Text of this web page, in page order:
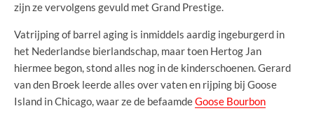
zijn ze vervolgens gevuld met Grand Prestige.
Vatrijping of barrel aging is inmiddels aardig ingeburgerd in
het Nederlandse bierlandschap, maar toen Hertog Jan
hiermee begon, stond alles nog in de kinderschoenen. Gerard
van den Broek leerde alles over vaten en rijping bij Goose
Island in Chicago, waar ze de befaamdeGoose Bourbon